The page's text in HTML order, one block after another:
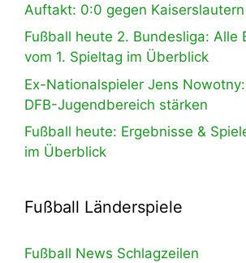
Auftakt: 0:0 gegen Kaiserslautern
Fußball heute 2. Bundesliga: Alle
vom 1. Spieltag im Überblick
Ex-Nationalspieler Jens
DFB-Jugendbereich stärken
Fußball heute: Ergebnisse &
im Überblick
Fußball Länderspiele
Fußball News Schlagzeilen